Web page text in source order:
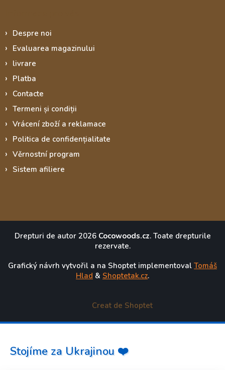
Despre noi
Evaluarea magazinului
livrare
Platba
Contacte
Termeni și condiții
Vrácení zboží a reklamace
Politica de confidențialitate
Věrnostní program
Sistem afiliere
Drepturi de autor 2026 Cocowoods.cz. Toate drepturile
rezervate.
Grafický návrh vytvořil a na Shoptet implementoval Tomáš
Hlad & Shoptetak.cz.
Creat de Shoptet
Stojíme za Ukrajinou ❤️